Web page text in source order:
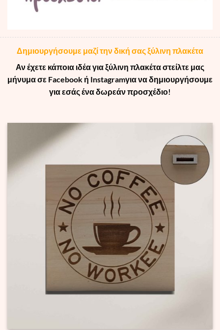
Δημιουργήσουμε μαζί την δική σας ξύλινη πλακέτα
Αν έχετε κάποια ιδέα για ξύλινη πλακέτα στείλτε μας
μήνυμα σε Facebook ή Instagramγια να δημιουργήσουμε
για εσάς ένα δωρεάν προσχέδιο!